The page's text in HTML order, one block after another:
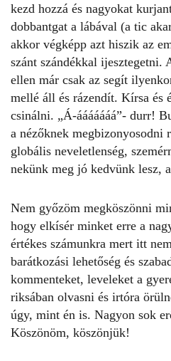
kezd hozzá és nagyokat
dobbantgat a lábával (a tic
akkor végképp azt hiszik az
szánt szándékkal ijesztegetni.
ellen már csak az segít
mellé áll és rázendít. Kírsa és
csinálni. „Á-ááááááá”- durr!
a nézőknek megbizonyosodni
globális neveletlenség,
nekünk meg jó kedvünk lesz,
Nem győzöm megköszönni
hogy elkísér minket erre a
értékes számunkra mert itt
barátkozási lehetőség és
kommenteket, leveleket a
riksában olvasni és irtóra
úgy, mint én is. Nagyon sok
Köszönöm, köszönjük!